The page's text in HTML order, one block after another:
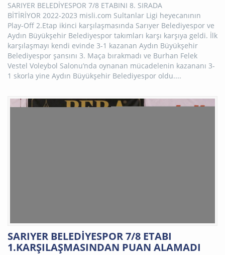
SARIYER BELEDİYESPOR 7/8 ETABINI 8. SIRADA
BİTİRİYOR 2022-2023 misli.com Sultanlar Ligi heyecanının
Play-Off 2.Etap ikinci karşılaşmasında Sarıyer Belediyespor ve
Aydın Büyükşehir Belediyespor takımları karşı karşıya geldi. İlk
karşılaşmayı kendi evinde 3-1 kazanan Aydın Büyükşehir
Belediyespor şansını 3. Maça bırakmadı ve Burhan Felek
Vestel Voleybol Salonu’nda oynanan mücadelenin kazananı 3-
1 skorla yine Aydın Büyükşehir Belediyespor oldu....
SARIYER BELEDİYESPOR 7/8 ETABI
1.KARŞILAŞMASINDAN PUAN ALAMADI